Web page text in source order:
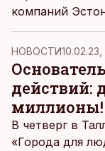
компаний
привлечь
переманят их
Logistics
Logistikauudised.
НОВОСТИ10.02.23,
действий:
миллионы!
В четверг в
«Города для